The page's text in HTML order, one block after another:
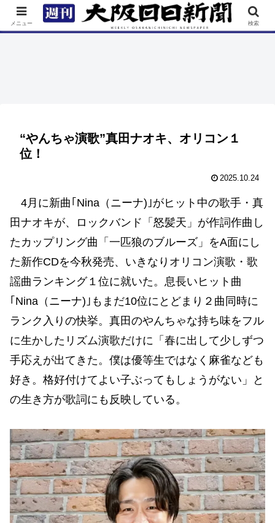
TOP 特集 ニュース 連載 街ネタ イベント
“やんちゃ演歌”真田ナオキ、オリコン１
位！
2025.10.24
4月に新曲｢Nina（ニーナ)｣がヒット中の歌手・真
田ナオキが、ロックバンド「怒髪天」が作詞作曲し
たカップリング曲「一匹狼のブルーズ」をA面にし
た新作CDを今秋発売、いきなりオリコン演歌・歌
謡曲ランキング１位に就いた。息長いヒット曲
｢Nina（ニーナ)｣もまだ10位にとどまり２曲同時に
ランク入りの快挙。真田のやんちゃな持ち味をフル
に生かしたリズム演歌だけに「春に出して少しずつ
手応えが出てきた。僕は優等生ではなく麻雀なども
好き。格好付けてよい子ぶってもしょうがない」と
の生き方が歌詞にも反映している。
メニュー 検索